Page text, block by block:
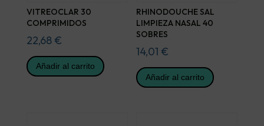
VITREOCLAR 30
COMPRIMIDOS
22,68 €
Añadir al carrito
RHINODOUCHE SAL
LIMPIEZA NASAL 40
SOBRES
14,01 €
Añadir al carrito